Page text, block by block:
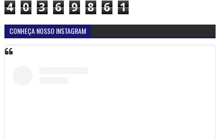
4 0 3 6 9 8 6 1
CONHEÇA NOSSO INSTAGRAM